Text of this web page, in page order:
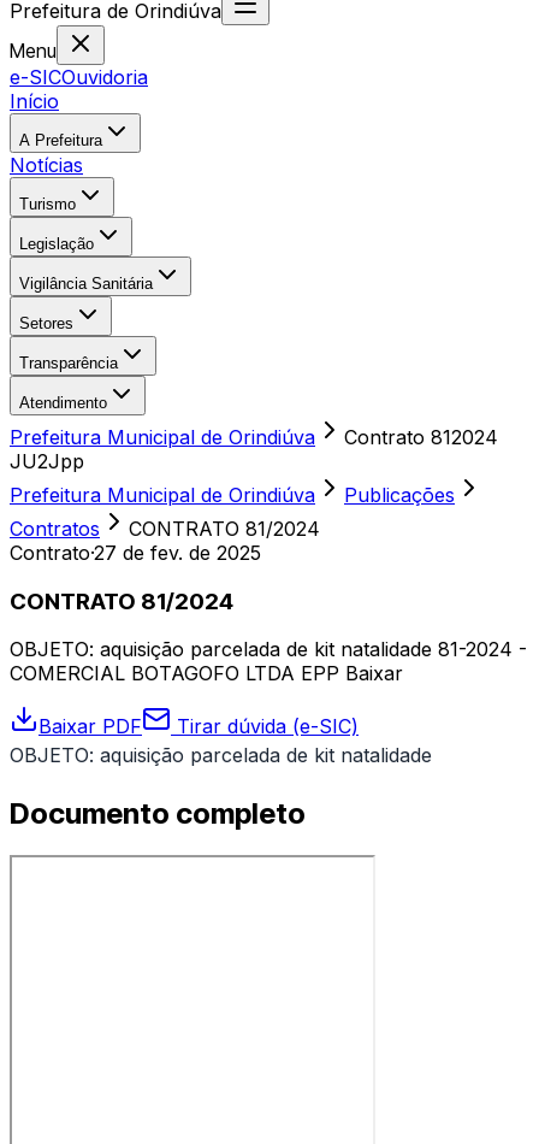
Prefeitura de Orindiúva
Menu
e-SICOuvidoria
Início
A Prefeitura
Notícias
Turismo
Legislação
Vigilância Sanitária
Setores
Transparência
Atendimento
Prefeitura Municipal de Orindiúva
Contrato 812024
JU2Jpp
Prefeitura Municipal de Orindiúva
Publicações
Contratos
CONTRATO 81/2024
Contrato·27 de fev. de 2025
CONTRATO 81/2024
OBJETO: aquisição parcelada de kit natalidade 81-2024 -
COMERCIAL BOTAGOFO LTDA EPP Baixar
Baixar PDF
Tirar dúvida (e-SIC)
OBJETO: aquisição parcelada de kit natalidade
Documento completo